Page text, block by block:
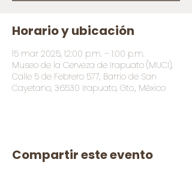
Horario y ubicación
15 mar 2025, 12:00 p.m. – 1:00 p.m.
Museo de la Cerveza de Irapuato (MUCI),
Calle 5 de Febrero 577, Barrio de San
Cayetano, 36530 Irapuato, Gto., México
Compartir este evento